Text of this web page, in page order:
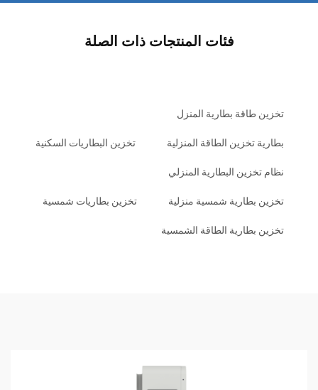
فئات المنتجات ذات الصلة
تخزين طاقة بطارية المنزل
بطارية تخزين الطاقة المنزلية تخزين البطاريات السكنية
نظام تخزين البطارية المنزلي
تخزين بطارية شمسية منزلية تخزين بطاريات شمسية
تخزين بطارية الطاقة الشمسية